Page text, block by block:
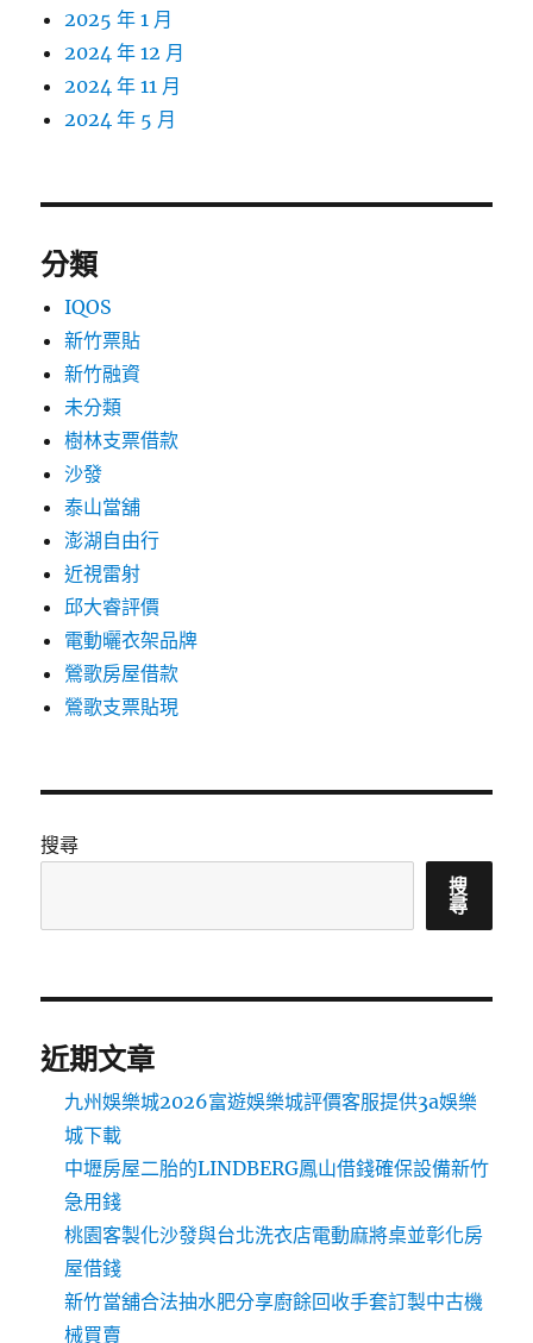
2025 年 1 月
2024 年 12 月
2024 年 11 月
2024 年 5 月
分類
IQOS
新竹票貼
新竹融資
未分類
樹林支票借款
沙發
泰山當舖
澎湖自由行
近視雷射
邱大睿評價
電動曬衣架品牌
鶯歌房屋借款
鶯歌支票貼現
搜尋
搜
尋
近期文章
九州娛樂城2026富遊娛樂城評價客服提供3a娛樂
城下載
中壢房屋二胎的LINDBERG鳳山借錢確保設備新竹
急用錢
桃園客製化沙發與台北洗衣店電動麻將桌並彰化房
屋借錢
新竹當舖合法抽水肥分享廚餘回收手套訂製中古機
械買賣